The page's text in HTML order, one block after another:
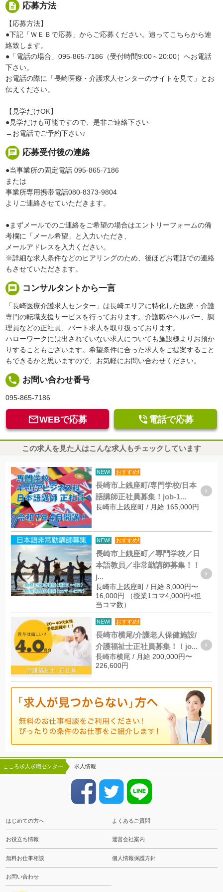
description 応募方法
【応募方法】
●下記「ＷＥＢで応募」からご応募ください。追ってこちらから連
絡致します。
●「電話の場合」095-865-7186（受付時間9:00～20:00）へお電話
下さい。
お電話の際に「長崎医療・介護求人センターのサイトを見て」とお
伝えください。
【見学だけOK】
●見学だけも可能ですので、是非ご連絡下さい
→お電話でご予約下さい♪
chat 応募受付後の連絡
●当事業所の固定電話 095-865-7186
または
事業所専用携帯電話080-8373-9804
よりご連絡させていただきます。
●まずメールでのご連絡をご希望の場合はエントリーフォームの備
考欄に「メール希望」と入力いただき、
メールアドレスを入力ください。
※詳細な求人条件などのヒアリングのため、後ほどお電話での連絡
もさせていただきます。
message コンサルタントから一言
「長崎医療介護求人センター」は長崎エリアに特化した医療・介護
専門の転職支援サービスを行っております。介護職やヘルパー、調
理員などの正社員、パート求人を取り扱っております。
ハローワークには出されていない求人についても施設様よりお預か
りすることもございます。希望条件に合った求人をご提案すること
もできるかと思いますので、お気軽にお問い合わせください。
local_phone お問い合わせ番号
095-865-7186
WEBで応募  電話で応募
この求人を見た人はこんな求人もチェックしています
NEW! おすすめ!
長崎市上銭座町/専門学校/日本
語講師正社員募集！job-1...
長崎市上銭座町 / 月給 165,000円
NEW! おすすめ!
長崎市上銭座町／専門学校／日
本語教員／非常勤講師募集！！
j...
長崎市上銭座町 / 日給 8,000円〜
16,000円 （授業1コマ4,000円×担
当コマ数）
NEW! おすすめ!
長崎市横尾/介護老人保健施設/
介護福祉士正社員募集！！jo...
長崎市横尾 / 月給 200,000円〜
226,600円
こころ求人求職センター 求人情報
はじめての方へ よくあるご質問
お役立ち情報 運営会社案内
無料お仕事相談 個人情報保護方針
お問い合わせ